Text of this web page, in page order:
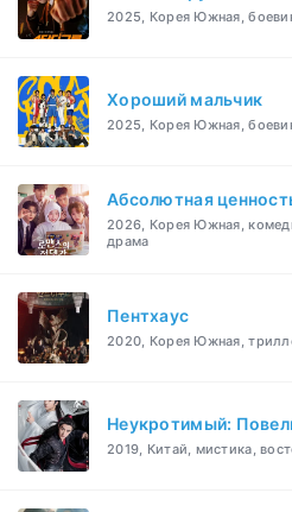
2025, Корея Южная,
Хороший мальчик
2025, Корея Южная,
Абсолютная
2026, Корея Южная,
драма
Пентхаус
2020, Корея Южная,
Неукротимый:
2019, Китай, мистика,